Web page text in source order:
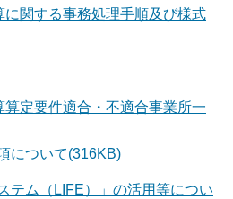
に関する事務処理手順及び様式
定要件適合・不適合事業所一
について(316KB)
テム（LIFE）」の活用等につい